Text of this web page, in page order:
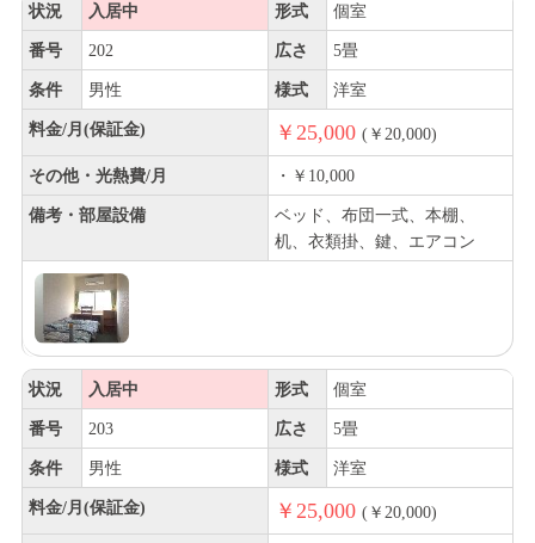
状況 入居中 形式 個室
番号 202 広さ 5畳
条件 男性 様式 洋室
料金/月(保証金) ￥25,000 (￥20,000)
その他・光熱費/月 ・￥10,000
備考・部屋設備
ベッド、布団一式、本棚、
机、衣類掛、鍵、エアコン
状況 入居中 形式 個室
番号 203 広さ 5畳
条件 男性 様式 洋室
料金/月(保証金) ￥25,000 (￥20,000)